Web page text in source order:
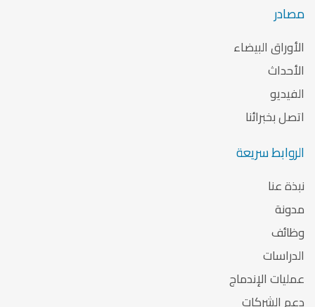
مصادر
الأوراق البيضاء
الأحداث
الفيديو
اتصل بخبرائنا
الروابط سريعة
نبذة عنا
مدونة
وظائف
الدراسات
عمليات الإندماج
دعم الشركات